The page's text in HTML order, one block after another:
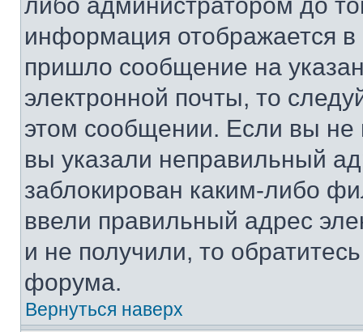
информация отображается
пришло сообщение на
электронной почты, то
этом сообщении. Если вы
вы указали неправильный
заблокирован каким-либо
ввели правильный адрес
и не получили, то
форума.
Вернуться наверх